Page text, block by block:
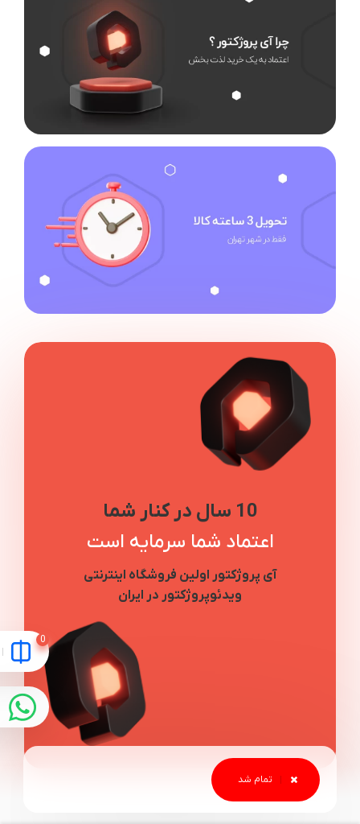
10 سال در کنار شما
اعتماد شما سرمایه است
آی پروژکتور اولین فروشگاه اینترنتی
ویدئوپروژکتور در ایران